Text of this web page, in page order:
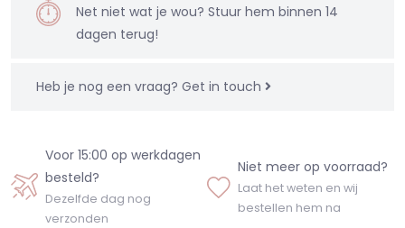
Net niet wat je wou? Stuur hem binnen 14
dagen terug!
Heb je nog een vraag? Get in touch
Voor 15:00 op werkdagen
besteld?
Dezelfde dag nog
verzonden
Niet meer op voorraad?
Laat het weten en wij
bestellen hem na